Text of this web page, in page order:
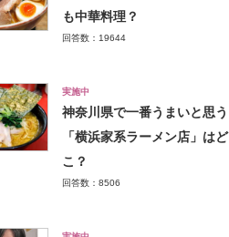
も中華料理？
回答数：19644
実施中
神奈川県で一番うまいと思う
「横浜家系ラーメン店」はど
こ？
回答数：8506